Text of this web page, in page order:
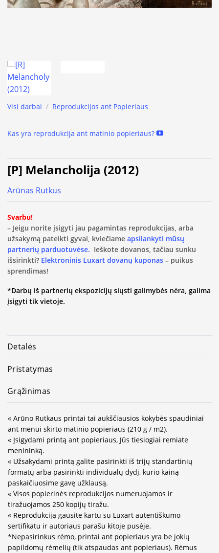
Visi darbai / Reprodukcijos ant Popieriaus
Kas yra reprodukcija ant matinio popieriaus?
[P] Melancholija (2012)
Arūnas Rutkus
Svarbu!
– Jeigu norite įsigyti jau pagamintas reprodukcijas, arba
užsakymą pateikti gyvai, kviečiame apsilankyti mūsų
partnerių parduotuvėse. Ieškote dovanos, tačiau sunku
išsirinkti? Elektroninis Luxart dovanų kuponas – puikus
sprendimas!
*Darbų iš partnerių ekspozicijų siųsti galimybės nėra, galima
įsigyti tik vietoje.
Detalės
Pristatymas
Grąžinimas
« Arūno Rutkaus printai tai aukščiausios kokybės spaudiniai
ant menui skirto matinio popieriaus (210 g / m2).
« Įsigydami printą ant popieriaus, Jūs tiesiogiai remiate
menininką.
« Užsakydami printą galite pasirinkti iš trijų standartinių
formatų arba pasirinkti individualų dydį, kurio kainą
paskaičiuosime gavę užklausą.
« Visos popierinės reprodukcijos numeruojamos ir
tiražuojamos 250 kopijų tiražu.
« Reprodukciją gausite kartu su Luxart autentiškumo
sertifikatu ir autoriaus parašu kitoje pusėje.
*Nepasirinkus rėmo, printai ant popieriaus yra be jokių
papildomų rėmelių (tik atspaudas ant popieriaus). Rėmus